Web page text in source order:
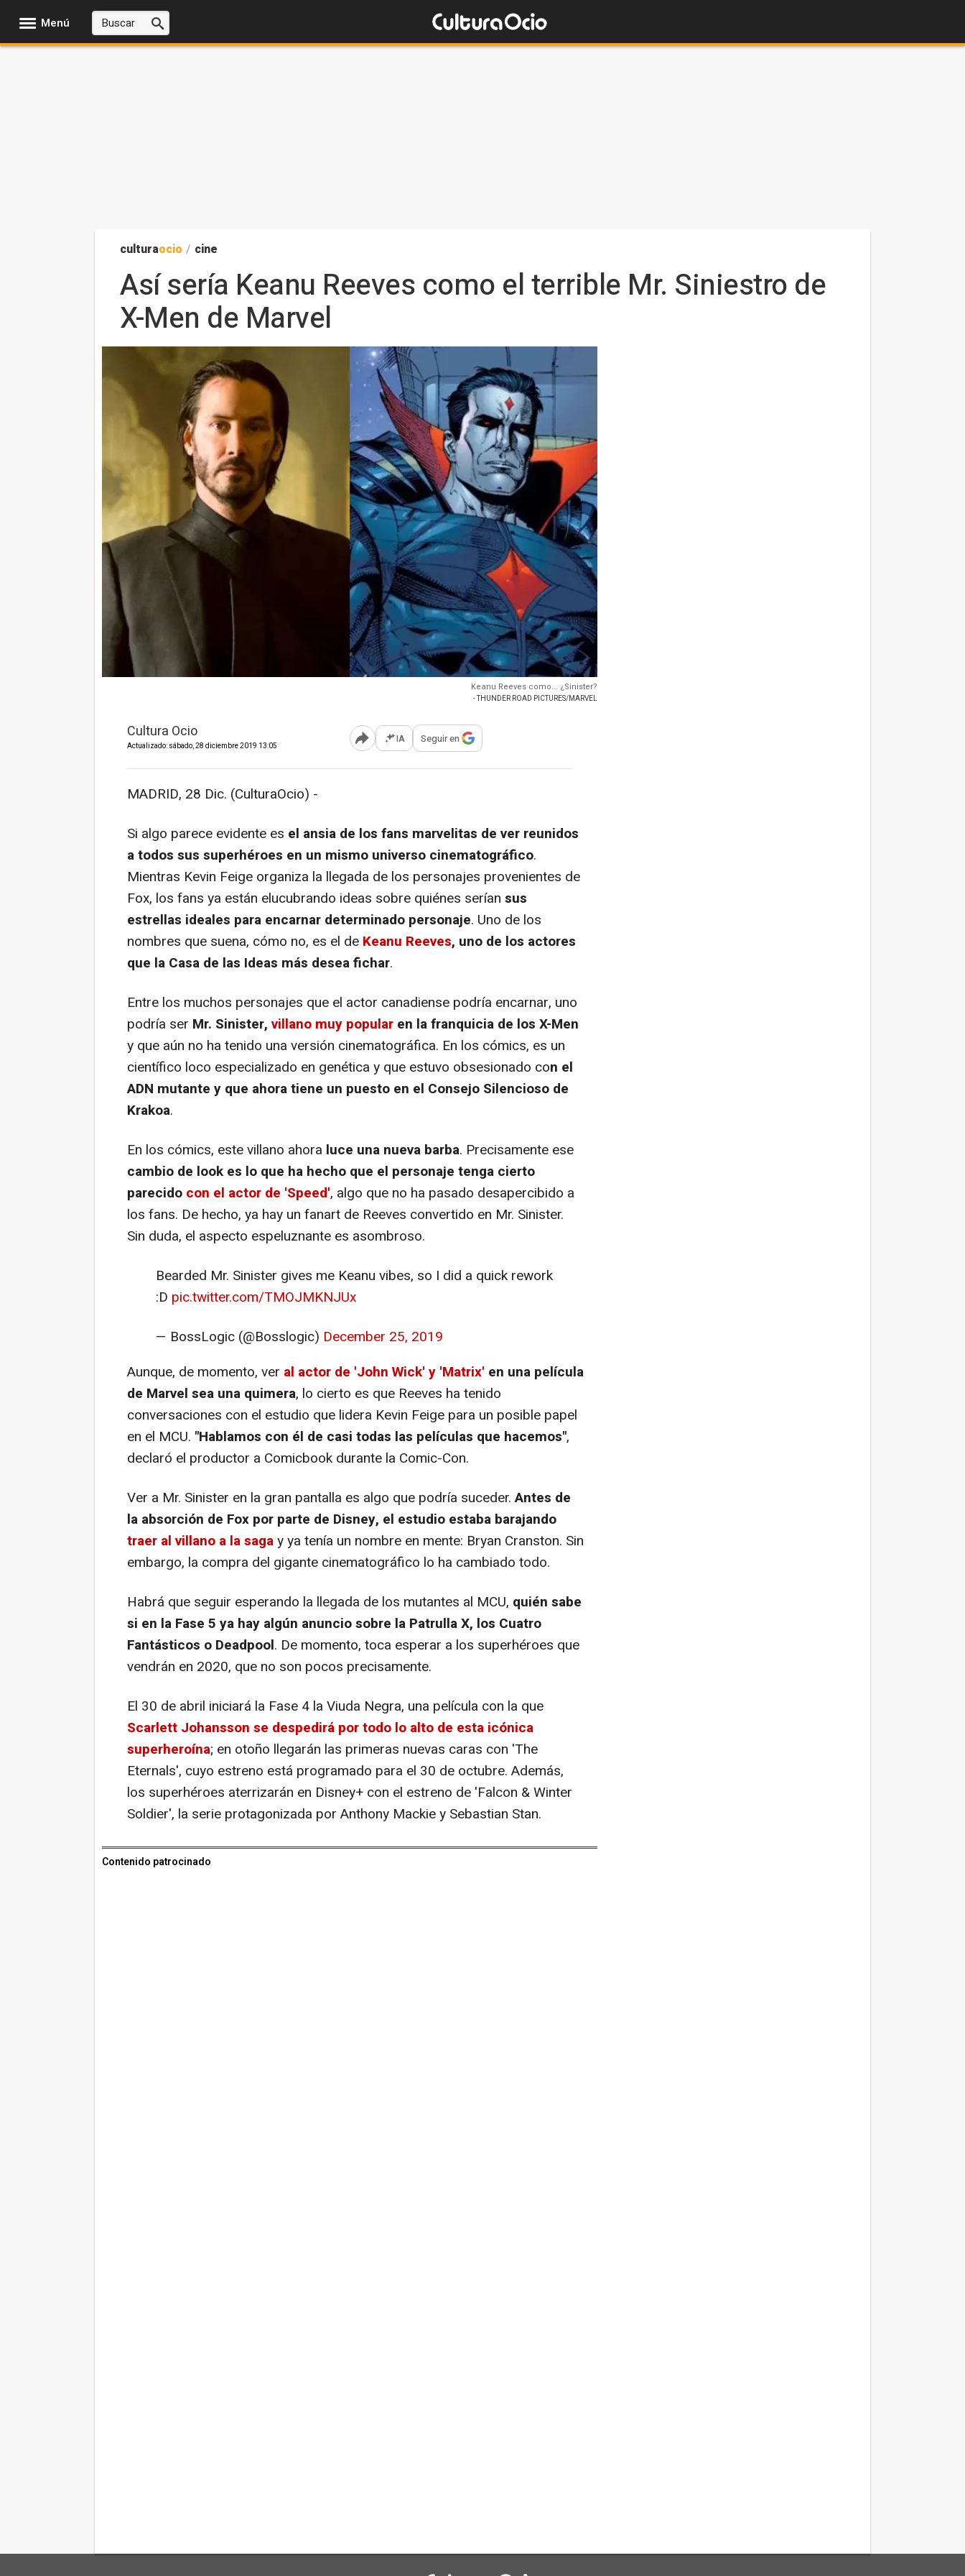
Menú
culturaocio / cine
Así sería Keanu Reeves como el terrible Mr. Siniestro de
X-Men de Marvel
Keanu Reeves como... ¿Sinister?
- THUNDER ROAD PICTURES/MARVEL
Cultura Ocio
Actualizado: sábado, 28 diciembre 2019 13:05 Abrir opciones para compartir
IA Seguir en
MADRID, 28 Dic. (CulturaOcio) -
Si algo parece evidente es el ansia de los fans marvelitas de ver reunidos
a todos sus superhéroes en un mismo universo cinematográfico.
Mientras Kevin Feige organiza la llegada de los personajes provenientes de
Fox, los fans ya están elucubrando ideas sobre quiénes serían sus
estrellas ideales para encarnar determinado personaje. Uno de los
nombres que suena, cómo no, es el de Keanu Reeves, uno de los actores
que la Casa de las Ideas más desea fichar.
Entre los muchos personajes que el actor canadiense podría encarnar, uno
podría ser Mr. Sinister, villano muy popular en la franquicia de los X-Men
y que aún no ha tenido una versión cinematográfica. En los cómics, es un
científico loco especializado en genética y que estuvo obsesionado con el
ADN mutante y que ahora tiene un puesto en el Consejo Silencioso de
Krakoa.
En los cómics, este villano ahora luce una nueva barba. Precisamente ese
cambio de look es lo que ha hecho que el personaje tenga cierto
parecido con el actor de 'Speed', algo que no ha pasado desapercibido a
los fans. De hecho, ya hay un fanart de Reeves convertido en Mr. Sinister.
Sin duda, el aspecto espeluznante es asombroso.
Bearded Mr. Sinister gives me Keanu vibes, so I did a quick rework
:D pic.twitter.com/TMOJMKNJUx
— BossLogic (@Bosslogic) December 25, 2019
Aunque, de momento, ver al actor de 'John Wick' y 'Matrix' en una película
de Marvel sea una quimera, lo cierto es que Reeves ha tenido
conversaciones con el estudio que lidera Kevin Feige para un posible papel
en el MCU. "Hablamos con él de casi todas las películas que hacemos",
declaró el productor a Comicbook durante la Comic-Con.
Ver a Mr. Sinister en la gran pantalla es algo que podría suceder.Antes de
la absorción de Fox por parte de Disney, el estudio estaba barajando
traer al villano a la sagay ya tenía un nombre en mente: Bryan Cranston. Sin
embargo, la compra del gigante cinematográfico lo ha cambiado todo.
Habrá que seguir esperando la llegada de los mutantes al MCU, quién sabe
si en la Fase 5 ya hay algún anuncio sobre la Patrulla X, los Cuatro
Fantásticos o Deadpool. De momento, toca esperar a los superhéroes que
vendrán en 2020, que no son pocos precisamente.
El 30 de abril iniciará la Fase 4 la Viuda Negra, una película con la que
Scarlett Johansson se despedirá por todo lo alto de esta icónica
superheroína; en otoño llegarán las primeras nuevas caras con 'The
Eternals', cuyo estreno está programado para el 30 de octubre. Además,
los superhéroes aterrizarán en Disney+ con el estreno de 'Falcon & Winter
Soldier', la serie protagonizada por Anthony Mackie y Sebastian Stan.
Contenido patrocinado